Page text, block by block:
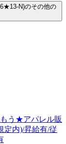
N)のその他の
もう★アパレル販
定内)/昇給有/従